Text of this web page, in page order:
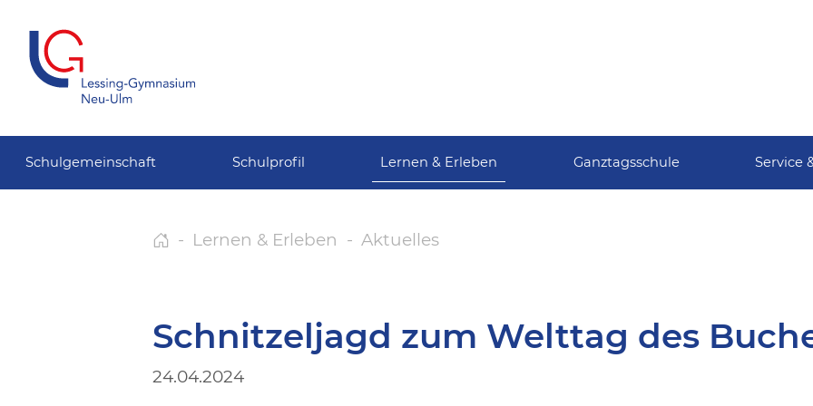
Schulgemeinschaft Schulprofil Lernen & Erleben Ganztagsschule Service
Lernen & Erleben Aktuelles
Schnitzeljagd zum Welttag des
24.04.2024